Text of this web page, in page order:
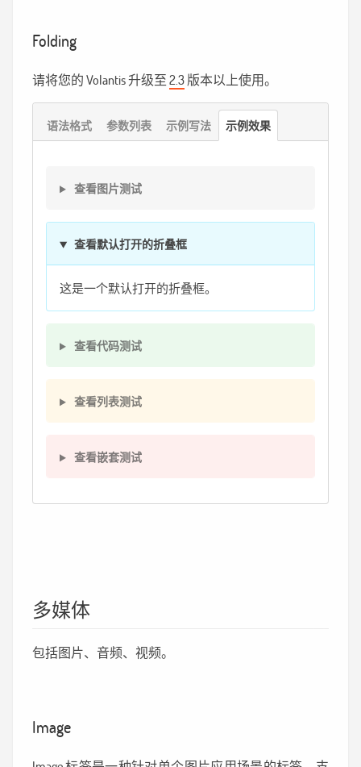
Folding
请将您的 Volantis 升级至2.3版本以上使用。
语法格式 参数列表 示例写法 示例效果
查看图片测试
查看默认打开的折叠框
这是一个默认打开的折叠框。
查看代码测试
查看列表测试
查看嵌套测试
多媒体
包括图片、音频、视频。
Image